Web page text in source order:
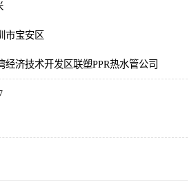
市宝安区
经济技术开发区联塑PPR热水管公司